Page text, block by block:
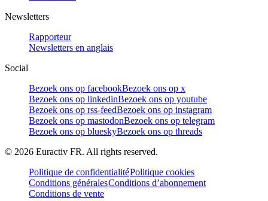
Newsletters
Rapporteur
Newsletters en anglais
Social
Bezoek ons op facebookBezoek ons op x
Bezoek ons op linkedinBezoek ons op youtube
Bezoek ons op rss-feedBezoek ons op instagram
Bezoek ons op mastodonBezoek ons op telegram
Bezoek ons op blueskyBezoek ons op threads
© 2026 Euractiv FR. All rights reserved.
Politique de confidentialitéPolitique cookies
Conditions généralesConditions d’abonnement
Conditions de vente